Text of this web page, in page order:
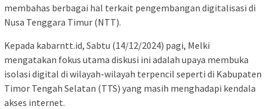
membahas berbagai hal terkait pengembangan digitalisasi di
Nusa Tenggara Timur (NTT).
Kepada kabarntt.id, Sabtu (14/12/2024) pagi, Melki
mengatakan fokus utama diskusi ini adalah upaya membuka
isolasi digital di wilayah-wilayah terpencil seperti di Kabupaten
Timor Tengah Selatan (TTS) yang masih menghadapi kendala
akses internet.